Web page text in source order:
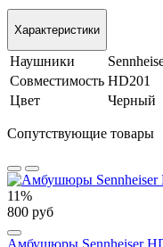
Характеристики
Наушники
Совместимость HD201
Цвет
Черный
Сопутствующие товары
11%
800 руб